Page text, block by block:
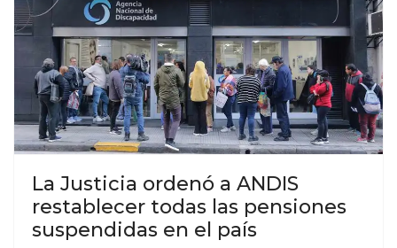
La Justicia ordenó a ANDIS
restablecer todas las pensiones
suspendidas en el país